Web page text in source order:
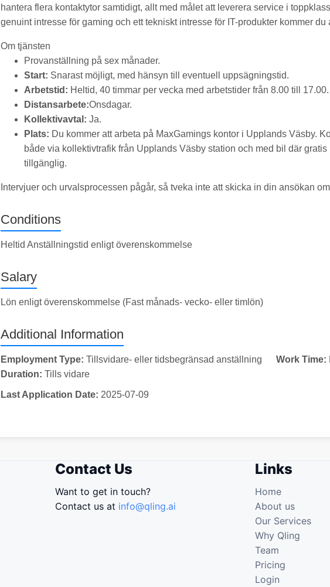
hantera flera kontaktytor samtidigt, allt med målet att leverera service i
genuint intresse för gaming och ett tekniskt intresse för IT-produkter kommer du
Om tjänsten
Provanställning på sex månader.
Start: Snarast möjligt, med hänsyn till eventuell uppsägningstid.
Arbetstid: Heltid, 40 timmar per vecka med arbetstider från 8.00 till 17.00.
Distansarbete:Onsdagar.
Kollektivavtal: Ja.
Plats: Du kommer att arbeta på MaxGamings kontor i Upplands Väsby.
både via kollektivtrafik från Upplands Väsby station och med bil där
tillgänglig.
Intervjuer och urvalsprocessen pågår, så tveka inte att skicka in din ansökan
Conditions
Heltid Anställningstid enligt överenskommelse
Salary
Lön enligt överenskommelse (Fast månads- vecko- eller timlön)
Additional Information
Employment Type: Tillsvidare- eller tidsbegränsad anställning Work Time:
Duration: Tills vidare
Last Application Date: 2025-07-09
Contact Us
Want to get in touch?
Contact us at info@qling.ai
Links
Home
About us
Our Services
Why Qling
Team
Pricing
Login